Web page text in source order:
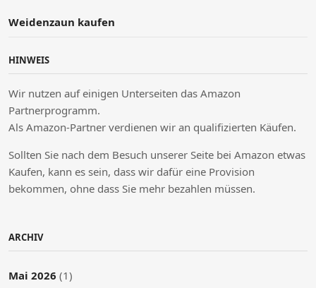
Weidenzaun kaufen
HINWEIS
Wir nutzen auf einigen Unterseiten das Amazon
Partnerprogramm.
Als Amazon-Partner verdienen wir an qualifizierten Käufen.
Sollten Sie nach dem Besuch unserer Seite bei Amazon etwas
Kaufen, kann es sein, dass wir dafür eine Provision
bekommen, ohne dass Sie mehr bezahlen müssen.
ARCHIV
Mai 2026 (1)